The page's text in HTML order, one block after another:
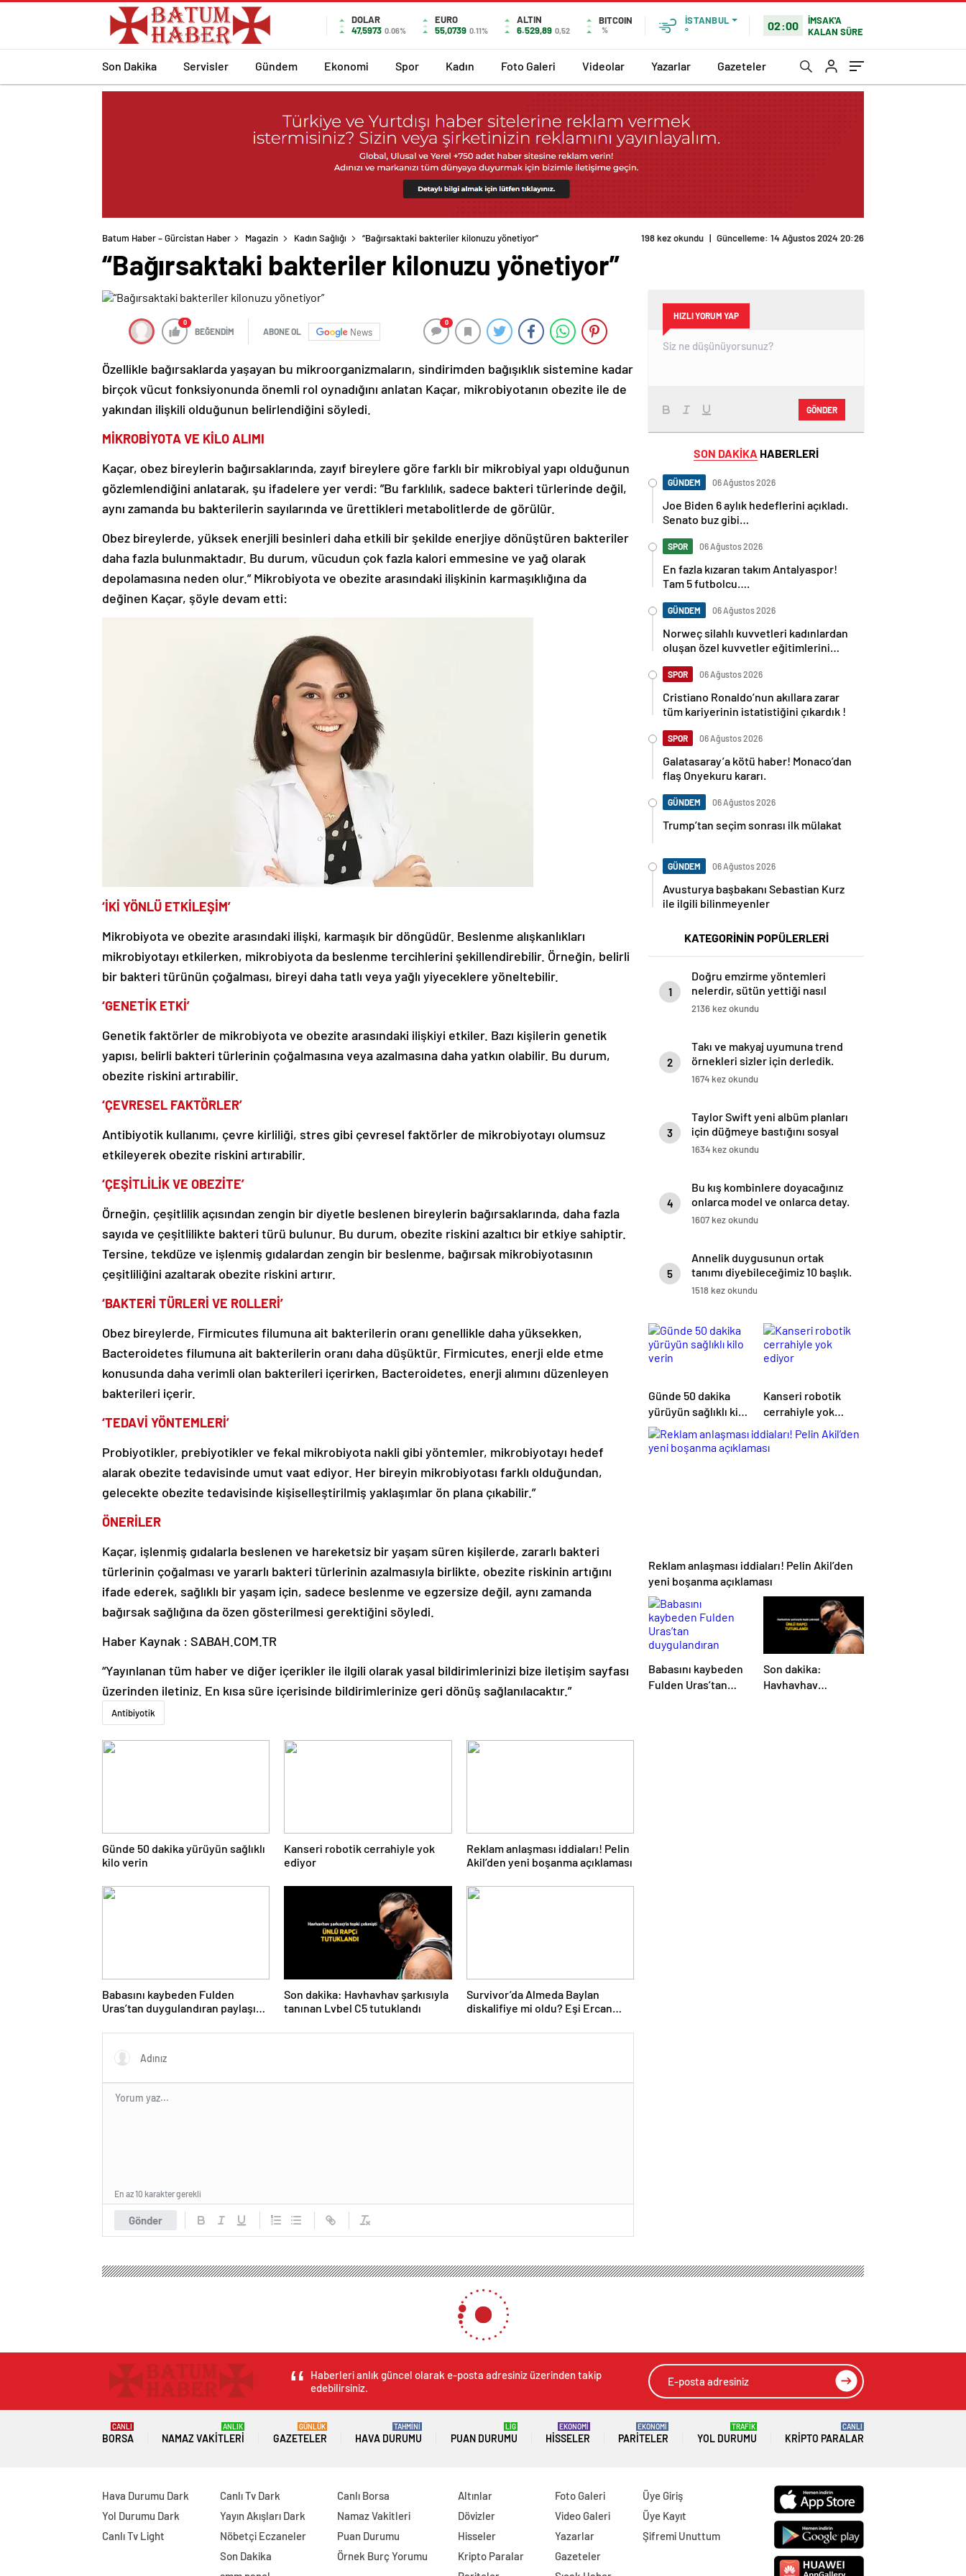
DOLAR
47,5973 0.06%
EURO
55,0739 0.11%
ALTIN
6.529,89 0,52
BITCOIN
%
İSTANBUL
°
02:00
İMSAK'A
KALAN SÜRE
Son Dakika Servisler Gündem Ekonomi Spor Kadın Foto Galeri Videolar Yazarlar Gazeteler
Batum Haber – Gürcistan Haber Magazin Kadın Sağlığı “Bağırsaktaki bakteriler kilonuzu yönetiyor” 198 kez okundu | Güncelleme: 14 Ağustos 2024 20:26
“Bağırsaktaki bakteriler kilonuzu yönetiyor”
0
BEĞENDİM ABONE OL News
0
Özellikle bağırsaklarda yaşayan bu mikroorganizmaların, sindirimden bağışıklık sistemine kadar
birçok vücut fonksiyonunda önemli rol oynadığını anlatan Kaçar, mikrobiyotanın obezite ile de
yakından ilişkili olduğunun belirlendiğini söyledi.
MİKROBİYOTA VE KİLO ALIMI
Kaçar, obez bireylerin bağırsaklarında, zayıf bireylere göre farklı bir mikrobiyal yapı olduğunun
gözlemlendiğini anlatarak, şu ifadelere yer verdi: ”Bu farklılık, sadece bakteri türlerinde değil,
aynı zamanda bu bakterilerin sayılarında ve ürettikleri metabolitlerde de görülür.
Obez bireylerde, yüksek enerjili besinleri daha etkili bir şekilde enerjiye dönüştüren bakteriler
daha fazla bulunmaktadır. Bu durum, vücudun çok fazla kalori emmesine ve yağ olarak
depolamasına neden olur.” Mikrobiyota ve obezite arasındaki ilişkinin karmaşıklığına da
değinen Kaçar, şöyle devam etti:
‘İKİ YÖNLÜ ETKİLEŞİM’
Mikrobiyota ve obezite arasındaki ilişki, karmaşık bir döngüdür. Beslenme alışkanlıkları
mikrobiyotayı etkilerken, mikrobiyota da beslenme tercihlerini şekillendirebilir. Örneğin, belirli
bir bakteri türünün çoğalması, bireyi daha tatlı veya yağlı yiyeceklere yöneltebilir.
‘GENETİK ETKİ’
Genetik faktörler de mikrobiyota ve obezite arasındaki ilişkiyi etkiler. Bazı kişilerin genetik
yapısı, belirli bakteri türlerinin çoğalmasına veya azalmasına daha yatkın olabilir. Bu durum,
obezite riskini artırabilir.
‘ÇEVRESEL FAKTÖRLER’
Antibiyotik kullanımı, çevre kirliliği, stres gibi çevresel faktörler de mikrobiyotayı olumsuz
etkileyerek obezite riskini artırabilir.
‘ÇEŞİTLİLİK VE OBEZİTE’
Örneğin, çeşitlilik açısından zengin bir diyetle beslenen bireylerin bağırsaklarında, daha fazla
sayıda ve çeşitlilikte bakteri türü bulunur. Bu durum, obezite riskini azaltıcı bir etkiye sahiptir.
Tersine, tekdüze ve işlenmiş gıdalardan zengin bir beslenme, bağırsak mikrobiyotasının
çeşitliliğini azaltarak obezite riskini artırır.
‘BAKTERİ TÜRLERİ VE ROLLERİ’
Obez bireylerde, Firmicutes filumuna ait bakterilerin oranı genellikle daha yüksekken,
Bacteroidetes filumuna ait bakterilerin oranı daha düşüktür. Firmicutes, enerji elde etme
konusunda daha verimli olan bakterileri içerirken, Bacteroidetes, enerji alımını düzenleyen
bakterileri içerir.
‘TEDAVİ YÖNTEMLERİ’
Probiyotikler, prebiyotikler ve fekal mikrobiyota nakli gibi yöntemler, mikrobiyotayı hedef
alarak obezite tedavisinde umut vaat ediyor. Her bireyin mikrobiyotası farklı olduğundan,
gelecekte obezite tedavisinde kişiselleştirilmiş yaklaşımlar ön plana çıkabilir.”
ÖNERİLER
Kaçar, işlenmiş gıdalarla beslenen ve hareketsiz bir yaşam süren kişilerde, zararlı bakteri
türlerinin çoğalması ve yararlı bakteri türlerinin azalmasıyla birlikte, obezite riskinin artığını
ifade ederek, sağlıklı bir yaşam için, sadece beslenme ve egzersize değil, aynı zamanda
bağırsak sağlığına da özen gösterilmesi gerektiğini söyledi.
Haber Kaynak : SABAH.COM.TR
“Yayınlanan tüm haber ve diğer içerikler ile ilgili olarak yasal bildirimlerinizi bize iletişim sayfası
üzerinden iletiniz. En kısa süre içerisinde bildirimlerinize geri dönüş sağlanılacaktır.”
Antibiyotik
Günde 50 dakika yürüyün sağlıklı
kilo verin
Kanseri robotik cerrahiyle yok
ediyor
Reklam anlaşması iddiaları! Pelin
Akil’den yeni boşanma açıklaması
Babasını kaybeden Fulden
Uras’tan duygulandıran paylaşım!
Son dakika: Havhavhav şarkısıyla
tanınan Lvbel C5 tutuklandı
Survivor’da Almeda Baylan
diskalifiye mi oldu? Eşi Ercan
Gönder
En az 10 karakter gerekli
HIZLI YORUM YAP
GÖNDER
SON DAKİKA HABERLERİ
GÜNDEM 06 Ağustos 2026
Joe Biden 6 aylık hedeflerini açıkladı.
Senato buz gibi…
SPOR 06 Ağustos 2026
En fazla kızaran takım Antalyaspor!
Tam 5 futbolcu….
GÜNDEM 06 Ağustos 2026
Norweç silahlı kuvvetleri kadınlardan
oluşan özel kuvvetler eğitimlerini
SPOR 06 Ağustos 2026
Cristiano Ronaldo’nun akıllara zarar
tüm kariyerinin istatistiğini çıkardık !
SPOR 06 Ağustos 2026
Galatasaray’a kötü haber! Monaco’dan
flaş Onyekuru kararı.
GÜNDEM 06 Ağustos 2026
Trump’tan seçim sonrası ilk mülakat
GÜNDEM 06 Ağustos 2026
Avusturya başbakanı Sebastian Kurz
ile ilgili bilinmeyenler
KATEGORİNİN POPÜLERLERİ
1
Doğru emzirme yöntemleri
nelerdir, sütün yettiği nasıl
anlaşılır?
2136 kez okundu
2
Takı ve makyaj uyumuna trend
örnekleri sizler için derledik.
1674 kez okundu
3
Taylor Swift yeni albüm planları
için düğmeye bastığını sosyal
medyadan duyurdu!
1634 kez okundu
4
Bu kış kombinlere doyacağınız
onlarca model ve onlarca detay.
1607 kez okundu
5
Annelik duygusunun ortak
tanımı diyebileceğimiz 10 başlık.
1518 kez okundu
Günde 50 dakika
yürüyün sağlıklı kilo
verin
Kanseri robotik
cerrahiyle yok
ediyor
Reklam anlaşması iddiaları! Pelin Akil’den
yeni boşanma açıklaması
Babasını kaybeden
Fulden Uras’tan
Son dakika:
Havhavhav
Haberleri anlık güncel olarak e-posta adresiniz üzerinden takip
edebilirsiniz.
BORSA
CANLI
NAMAZ VAKITLERI
ANLIK
GAZETELER
GÜNLÜK
HAVA DURUMU
TAHMİNİ
PUAN DURUMU
LİG
HISSELER
EKONOMİ
PARITELER
EKONOMİ
YOL DURUMU
TRAFİK
KRIPTO PARALAR
CANLI
Hava Durumu Dark
Yol Durumu Dark
Canlı Tv Light
Canlı Tv Dark
Yayın Akışları Dark
Nöbetçi Eczaneler
Son Dakika
Canlı Borsa
Namaz Vakitleri
Puan Durumu
Örnek Burç Yorumu
Altınlar
Dövizler
Hisseler
Kripto Paralar
Foto Galeri
Video Galeri
Yazarlar
Gazeteler
Üye Giriş
Üye Kayıt
Şifremi Unuttum